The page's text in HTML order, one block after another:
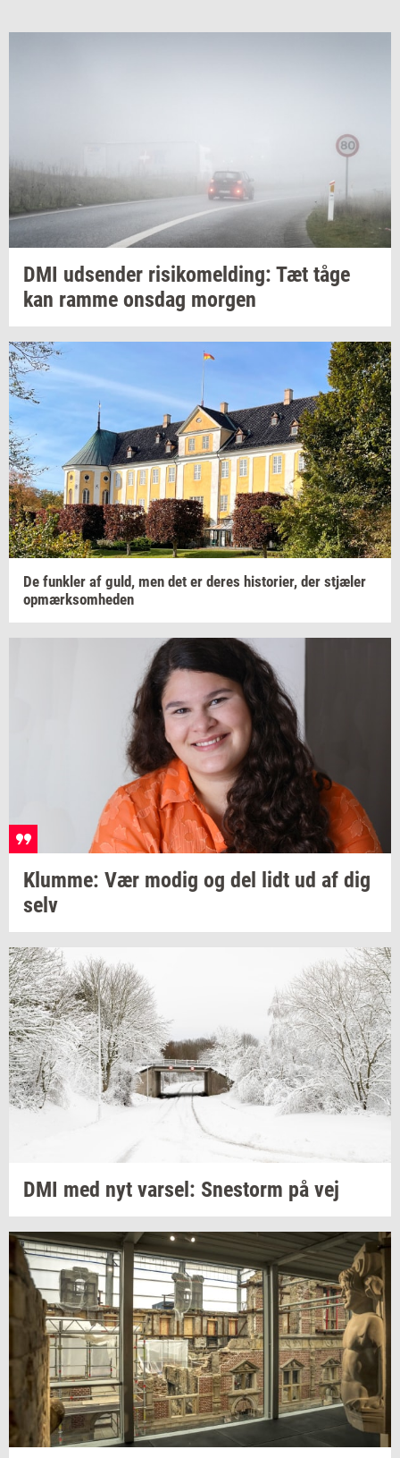
DMI ud­sen­der ri­si­ko­mel­ding: Tæt tåge
kan ramme ons­dag mor­gen
De funk­ler af guld, men det er deres hi­sto­ri­er, der stjæ­ler
op­mærk­som­he­den
Klum­me: Vær modig og del lidt ud af dig
selv
DMI med nyt var­sel: Sne­storm på vej